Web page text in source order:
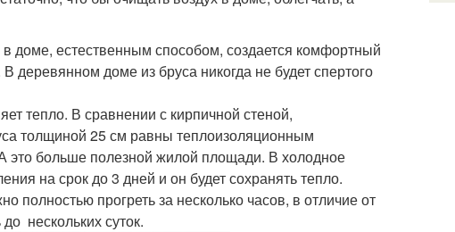
естественным способом, создается комфортный
доме из бруса никогда не будет спертого
тепло. В сравнении с кирпичной стеной,
толщиной 25 см равны теплоизоляционным
это больше полезной жилой площади. В холодное
на срок до 3 дней и он будет сохранять тепло.
прогреть за несколько часов, в отличие от
нескольких суток.